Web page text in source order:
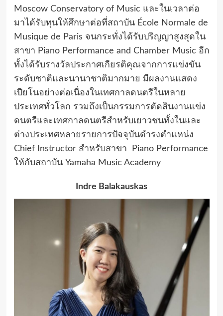
Moscow Conservatory of Music และในเวลาต่อ
มาได้รับทุนให้ศึกษาต่อที่สถาบัน École Normale de
Musique de Paris จนกระทั่งได้รับปริญญาสูงสุดใน
สาขา Piano Performance and Chamber Music อีก
ทั้งได้รับรางวัลประกาศเกียรติคุณจากการแข่งขัน
ระดับชาติและนานาชาติมากมาย มีผลงานแสดง
เปียโนอย่างต่อเนื่องในเทศกาลดนตรีในหลาย
ประเทศทั่วโลก รวมถึงเป็นกรรมการตัดสินงานแข่ง
ดนตรีและเทศกาลดนตรีสำหรับเยาวชนทั้งในและ
ต่างประเทศหลายรายการปัจจุบันดำรงตำแหน่ง
Chief Instructor สำหรับสาขา Piano Performance
ให้กับสถาบัน Yamaha Music Academy
Indre Balakauskas